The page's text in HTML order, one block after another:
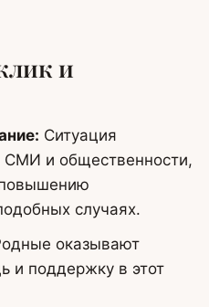
и
Ситуация
СМИ и общественности,
повышению
случаях.
оказывают
и поддержку в этот